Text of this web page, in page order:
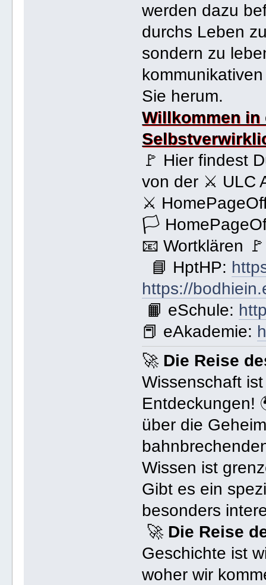
werden dazu
durchs Leben
sondern zu
Sie herum.
Willkommen in
🚩 Hier findest
von der ⚔ ULC
⚔
🏳
📧 Wortklären
📘 HptHP:
https://
📙 eSchule:
📕 eAkademie:
🚀 Die Reise
Wissenschaft
Entdeckungen!
über die
Wissen ist
Gibt es ein
besonders
🚀 Die Reise
Geschichte ist
woher wir